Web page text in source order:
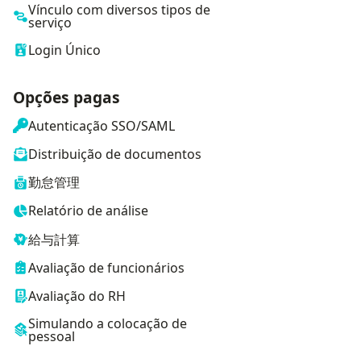
Vínculo com diversos tipos de
serviço
Login Único
Opções pagas
Autenticação SSO/SAML
Distribuição de documentos
勤怠管理
Relatório de análise
給与計算
Avaliação de funcionários
Avaliação do RH
Simulando a colocação de
pessoal